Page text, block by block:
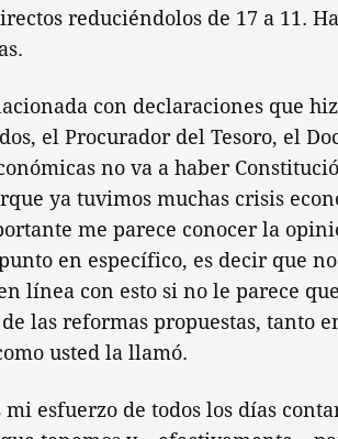
reduciéndolos de 17 a 11.
con declaraciones que
el Procurador del Tesoro, el
no va a haber
ya tuvimos muchas crisis
me parece conocer la
en específico, es decir que
línea con esto si no le parece
las reformas propuestas, tanto
usted la llamó.
esfuerzo de todos los días